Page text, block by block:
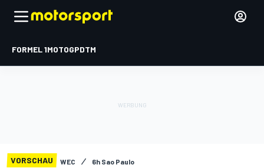
FORMEL 1MOTOGPDTM
VORSCHAU WEC 6h Sao Paulo